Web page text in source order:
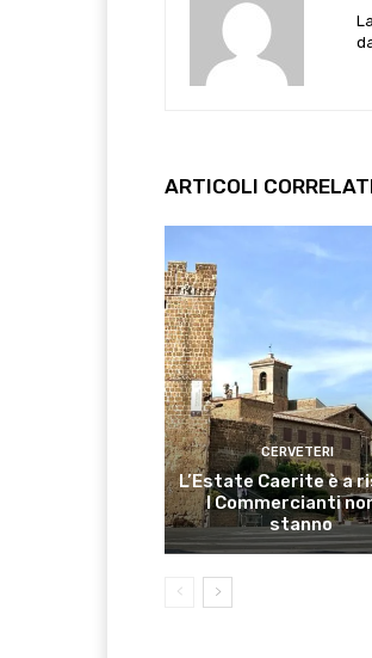
ARTICOLI
CERVETERI
L’Estate Caerite è a
I Commercianti
stanno